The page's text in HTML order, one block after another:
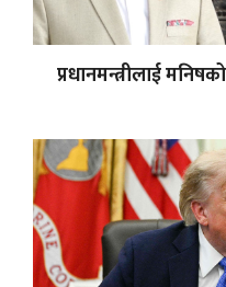
प्रधानमन्त्रीलाई